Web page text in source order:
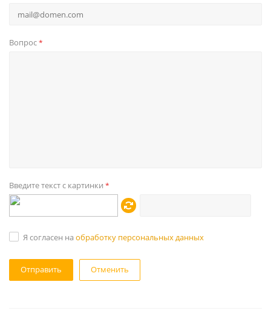
Вопрос*
Введите текст с картинки *
Я согласен на обработку персональных данных
Отменить